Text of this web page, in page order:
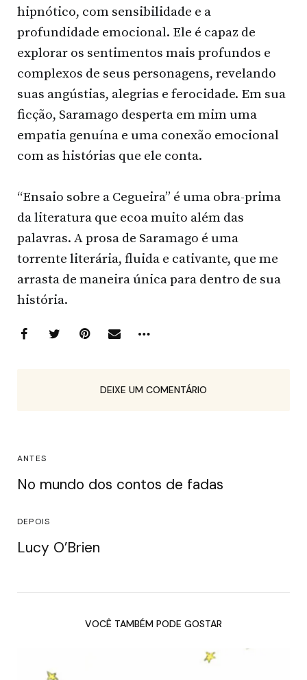
hipnótico, com sensibilidade e a
profundidade emocional. Ele é capaz de
explorar os sentimentos mais profundos e
complexos de seus personagens, revelando
suas angústias, alegrias e ferocidade. Em sua
ficção, Saramago desperta em mim uma
empatia genuína e uma conexão emocional
com as histórias que ele conta.
“Ensaio sobre a Cegueira” é uma obra-prima
da literatura que ecoa muito além das
palavras. A prosa de Saramago é uma
torrente literária, fluida e cativante, que me
arrasta de maneira única para dentro de sua
história.
DEIXE UM COMENTÁRIO
ANTES
No mundo dos contos de fadas
DEPOIS
Lucy O’Brien
VOCÊ TAMBÉM PODE GOSTAR